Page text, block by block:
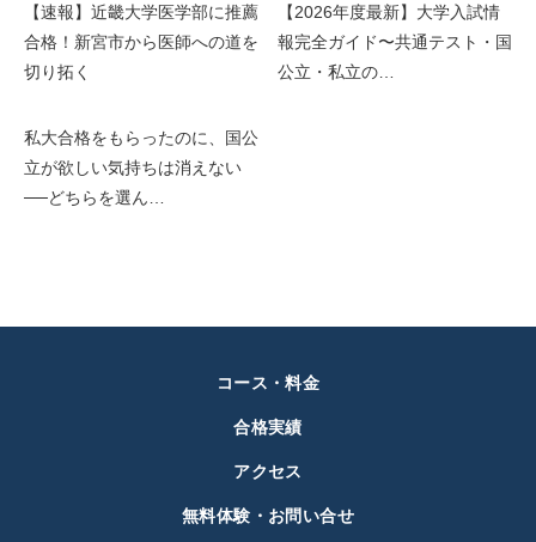
【速報】近畿大学医学部に推薦
合格！新宮市から医師への道を
切り拓く
【2026年度最新】大学入試情
報完全ガイド〜共通テスト・国
公立・私立の…
私大合格をもらったのに、国公
立が欲しい気持ちは消えない
──どちらを選ん…
コース・料金
合格実績
アクセス
無料体験・お問い合せ